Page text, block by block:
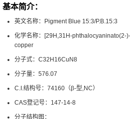
基本简介：
英文名称：Pigment Blue 15:3/P.B.15:3
化学名称：[29H,31H-phthalocyaninato(2-
copper
分子式：C32H16CuN8
分子量：576.07
C.I.结构号：74160（β-型,NC）
CAS登记号：147-14-8
分子结构图：